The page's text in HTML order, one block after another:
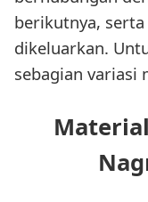
berikutnya,
dikeluarkan.
sebagian variasi